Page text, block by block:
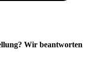
Wir beantworten